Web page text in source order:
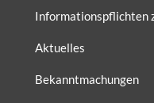
Informationspflichten
Aktuelles
Bekanntmachungen